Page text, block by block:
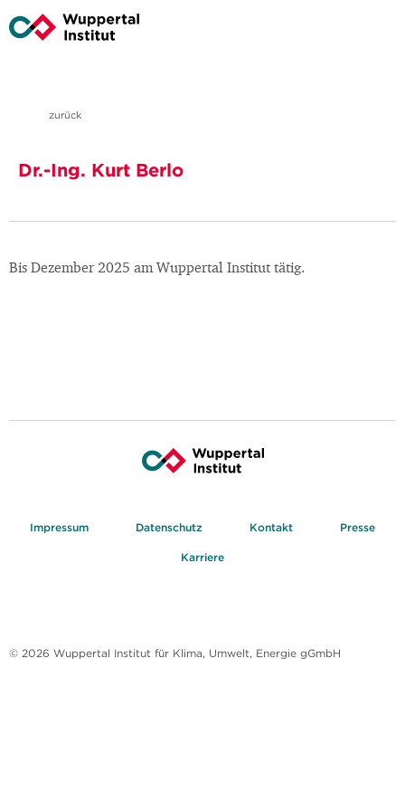
zurück
Dr.-Ing. Kurt Berlo
Bis Dezember 2025 am Wuppertal Institut tätig.
Impressum Datenschutz Kontakt Presse
Karriere
© 2026 Wuppertal Institut für Klima, Umwelt, Energie gGmbH